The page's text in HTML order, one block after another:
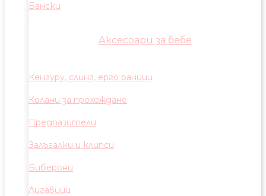
Бански
Аксесоари за бебе
Кенгуру, слинг, ерго раници
Колани за прохождане
Предпазители
Залъгалки и клипси
Биберони
Лигавици